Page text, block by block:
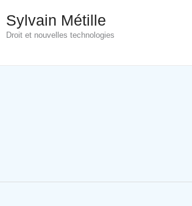
Sylvain Métille
Droit et nouvelles technologies